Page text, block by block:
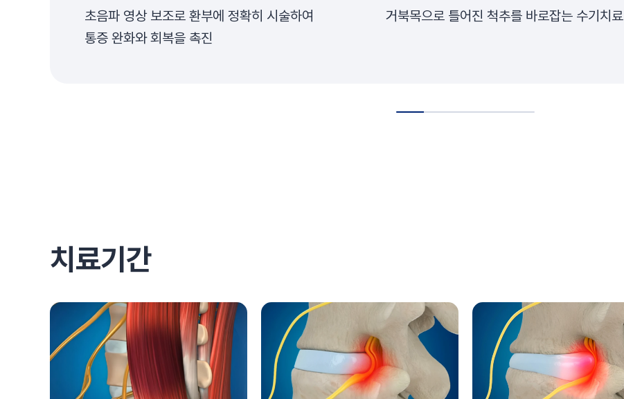
초음파 영상 보조로 환부에 정확히 시술하여
통증 완화와 회복을 촉진
거북목으로 틀어진 척추를 바로잡는 수기치료
치료기간